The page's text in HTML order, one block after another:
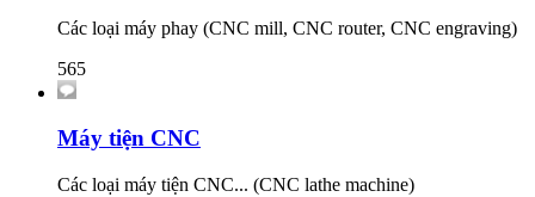
Các loại máy phay (CNC mill, CNC router, CNC engraving)
565
Máy tiện CNC
Các loại máy tiện CNC... (CNC lathe machine)